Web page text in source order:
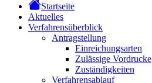
Startseite
Aktuelles
Verfahrensüberblick
Antragstellung
Einreichungsarten
Zulässige Vordrucke
Zuständigkeiten
Verfahrensablauf